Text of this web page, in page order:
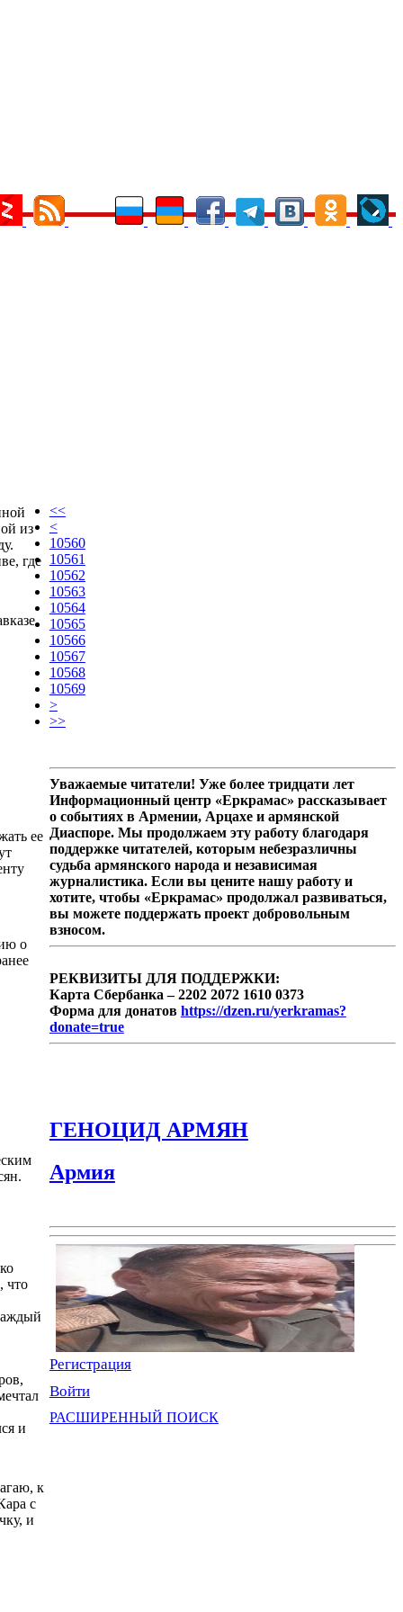
из
где
ее
о
что
и
к
с
и
<<
<
10560
10561
10562
10563
10564
10565
10566
10567
10568
10569
>
>>
Уважаемые читатели! Уже более тридцати лет
Информационный центр «Еркрамас» рассказывает
о событиях в Армении, Арцахе и армянской
Диаспоре. Мы продолжаем эту работу благодаря
поддержке читателей, которым небезразличны
судьба армянского народа и независимая
журналистика. Если вы цените нашу работу и
хотите, чтобы «Еркрамас» продолжал развиваться,
вы можете поддержать проект добровольным
взносом.
РЕКВИЗИТЫ ДЛЯ ПОДДЕРЖКИ:
Карта Сбербанка – 2202 2072 1610 0373
Форма для донатов https://dzen.ru/yerkramas?
donate=true
ГЕНОЦИД АРМЯН
Армия
Регистрация
Войти
РАСШИРЕННЫЙ ПОИСК